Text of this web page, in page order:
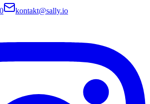
kontakt@sally.io